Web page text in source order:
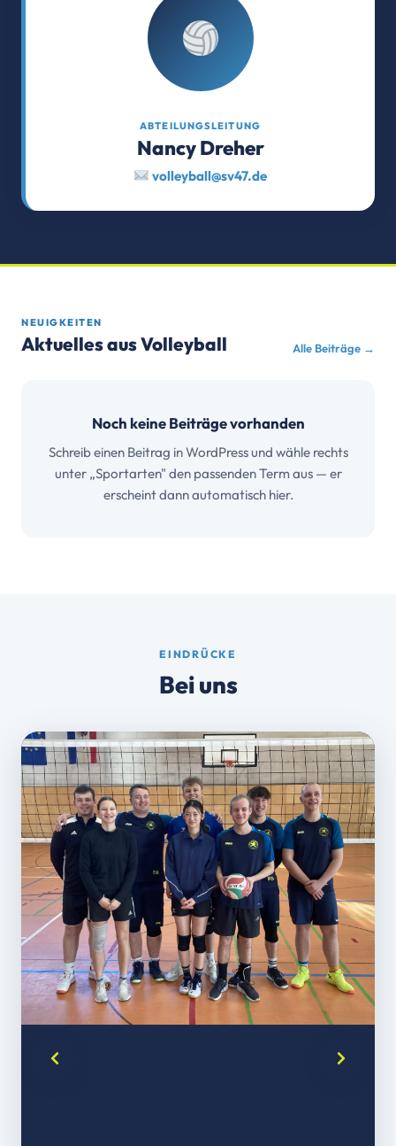
ABTEILUNGSLEITUNG
Nancy Dreher
volleyball@sv47.de
NEUIGKEITEN
Aktuelles aus Volleyball Alle Beiträge →
Noch keine Beiträge vorhanden
Schreib einen Beitrag in WordPress und wähle rechts
unter „Sportarten" den passenden Term aus — er
erscheint dann automatisch hier.
EINDRÜCKE
Bei uns